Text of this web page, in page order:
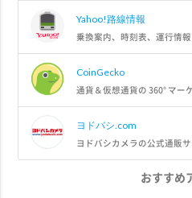
Yahoo!路線情報
乗換案内、時刻表、運行情報
CoinGecko
通貨＆仮想通貨の 360° マー
ヨドバシ.com
ヨドバシカメラの公式通販
おすすめ